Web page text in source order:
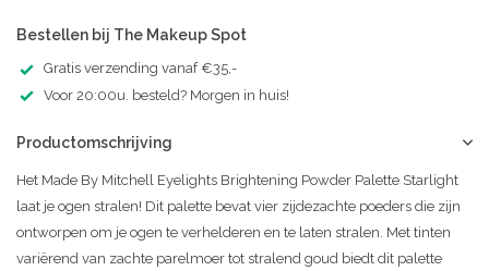
Bestellen bij The Makeup Spot
Gratis verzending vanaf €35,-
Voor 20:00u. besteld? Morgen in huis!
Productomschrijving
Het Made By Mitchell Eyelights Brightening Powder Palette Starlight
laat je ogen stralen! Dit palette bevat vier zijdezachte poeders die zijn
ontworpen om je ogen te verhelderen en te laten stralen. Met tinten
variërend van zachte parelmoer tot stralend goud biedt dit palette